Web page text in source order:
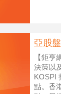
亞股
【鉅
決策以
KOSPI
點。香